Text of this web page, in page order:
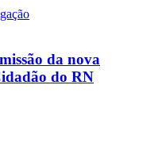
da nova
do RN